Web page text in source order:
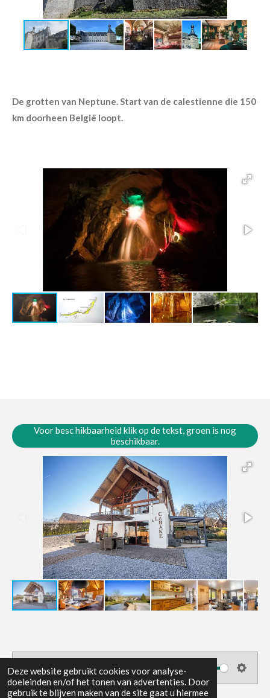
Deze website gebruikt cookies voor analyse-
doeleinden en/of het tonen van advertenties. Door
gebruik te blijven maken van de site gaat u hiermee
De grotten van Neptune. Start van de calestienne die 150
km doorheen België loopt.
Voor besc hikbaarheid klik op de tekst, groen is nog
beschikbaar.
P
l
00:00
M
u